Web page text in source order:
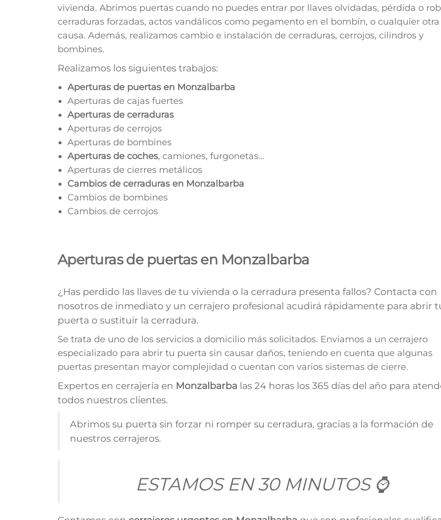
vivienda. Abrimos puertas cuando no puedes entrar por llaves olvidadas, pérdida o
cerraduras forzadas, actos vandálicos como pegamento en el bombín, o cualquier otra
causa. Además, realizamos cambio e instalación de cerraduras, cerrojos, cilindros y
bombines.
Realizamos los siguientes trabajos:
Aperturas de puertas en Monzalbarba
Aperturas de cajas fuertes
Aperturas de cerraduras
Aperturas de cerrojos
Aperturas de bombines
Aperturas de coches, camiones, furgonetas…
Aperturas de cierres metálicos
Cambios de cerraduras en Monzalbarba
Cambios de bombines
Cambios de cerrojos
Aperturas de puertas en Monzalbarba
¿Has perdido las llaves de tu vivienda o la cerradura presenta fallos? Contacta con
nosotros de inmediato y un cerrajero profesional acudirá rápidamente para abrir
puerta o sustituir la cerradura.
Se trata de uno de los servicios a domicilio más solicitados. Enviamos a un cerrajero
especializado para abrir tu puerta sin causar daños, teniendo en cuenta que algunas
puertas presentan mayor complejidad o cuentan con varios sistemas de cierre.
Expertos en cerrajería en Monzalbarba las 24 horas los 365 días del año para
todos nuestros clientes.
Abrimos su puerta sin forzar ni romper su cerradura, gracias a la formación de
nuestros cerrajeros.
ESTAMOS EN 30 MINUTOS ⌚